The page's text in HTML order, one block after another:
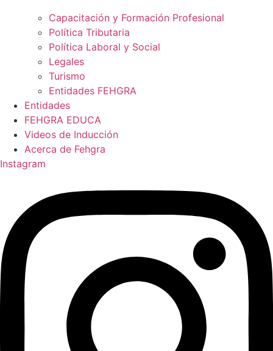
Capacitación y Formación Profesional
Política Tributaria
Política Laboral y Social
Legales
Turismo
Entidades FEHGRA
Entidades
FEHGRA EDUCA
Videos de Inducción
Acerca de Fehgra
Instagram